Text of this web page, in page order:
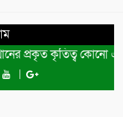
প্রকৃত কৃতিত্ব কোনো একক